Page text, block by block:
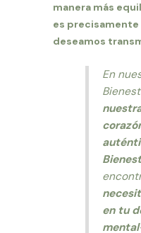
manera más
es precisamente
deseamos
En
en tu